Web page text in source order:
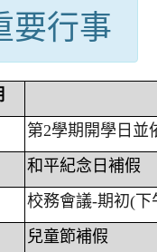
要行事
第2學期開學日並
和平紀念日補假
校務會議-期初(下
兒童節補假